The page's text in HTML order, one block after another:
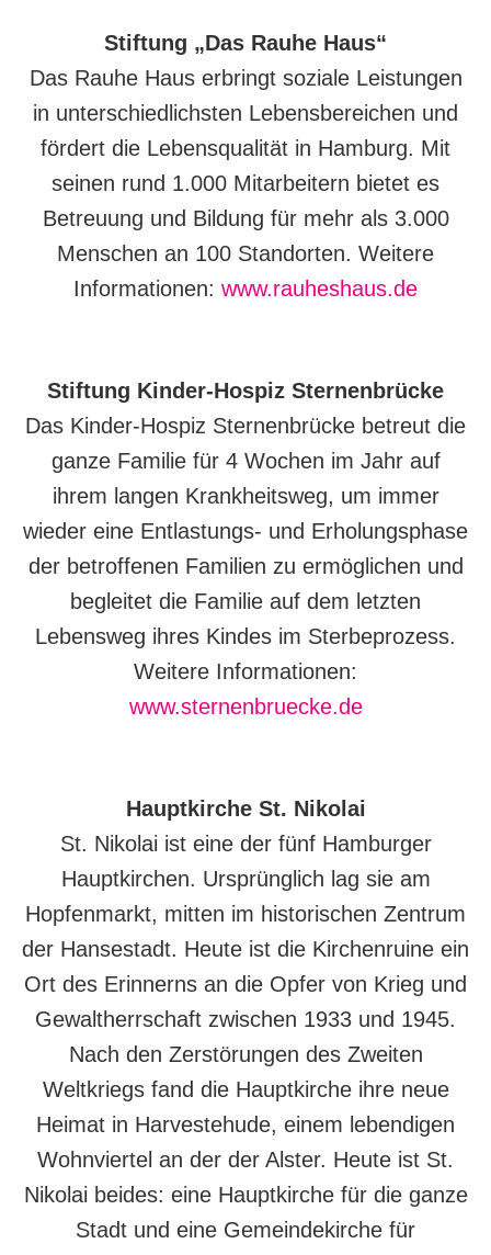
Stiftung „Das Rauhe Haus“
Das Rauhe Haus erbringt soziale Leistungen
in unterschiedlichsten Lebensbereichen und
fördert die Lebensqualität in Hamburg. Mit
seinen rund 1.000 Mitarbeitern bietet es
Betreuung und Bildung für mehr als 3.000
Menschen an 100 Standorten. Weitere
Informationen: www.rauheshaus.de
Stiftung Kinder-Hospiz Sternenbrücke
Das Kinder-Hospiz Sternenbrücke betreut die
ganze Familie für 4 Wochen im Jahr auf
ihrem langen Krankheitsweg, um immer
wieder eine Entlastungs- und Erholungsphase
der betroffenen Familien zu ermöglichen und
begleitet die Familie auf dem letzten
Lebensweg ihres Kindes im Sterbeprozess.
Weitere Informationen:
www.sternenbruecke.de
Hauptkirche St. Nikolai
St. Nikolai ist eine der fünf Hamburger
Hauptkirchen. Ursprünglich lag sie am
Hopfenmarkt, mitten im historischen Zentrum
der Hansestadt. Heute ist die Kirchenruine ein
Ort des Erinnerns an die Opfer von Krieg und
Gewaltherrschaft zwischen 1933 und 1945.
Nach den Zerstörungen des Zweiten
Weltkriegs fand die Hauptkirche ihre neue
Heimat in Harvestehude, einem lebendigen
Wohnviertel an der der Alster. Heute ist St.
Nikolai beides: eine Hauptkirche für die ganze
Stadt und eine Gemeindekirche für